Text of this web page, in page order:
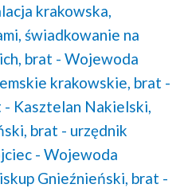
krakowska,
świadkowanie na
brat - Wojewoda
krakowskie, brat -
- Kasztelan Nakielski,
brat - urzędnik
- Wojewoda
Gnieźnieński, brat -